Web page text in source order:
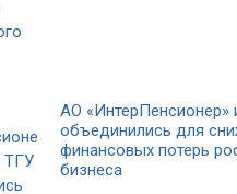
АО «ИнтерПенсионер»
объединились для
финансовых потерь
бизнеса